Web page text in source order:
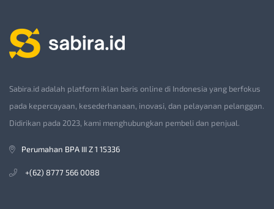
Sabira.id adalah platform iklan baris online di Indonesia yang berfokus
pada kepercayaan, kesederhanaan, inovasi, dan pelayanan pelanggan.
Didirikan pada 2023, kami menghubungkan pembeli dan penjual.
Perumahan BPA III Z 1 15336
+(62) 8777 566 0088